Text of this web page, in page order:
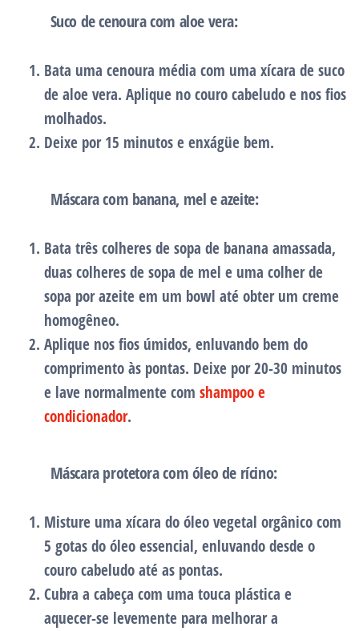
Suco de cenoura com aloe vera:
Bata uma cenoura média com uma xícara de suco
de aloe vera. Aplique no couro cabeludo e nos fios
molhados.
Deixe por 15 minutos e enxágüe bem.
Máscara com banana, mel e azeite:
Bata três colheres de sopa de banana amassada,
duas colheres de sopa de mel e uma colher de
sopa por azeite em um bowl até obter um creme
homogêneo.
Aplique nos fios úmidos, enluvando bem do
comprimento às pontas. Deixe por 20-30 minutos
e lave normalmente com shampoo e
condicionador.
Máscara protetora com óleo de rícino:
Misture uma xícara doóleo vegetal orgânicocom
5 gotas do óleo essencial, enluvando desde o
couro cabeludo até as pontas.
Cubra a cabeça com uma touca plástica e
aquecer-se levemente para melhorar a